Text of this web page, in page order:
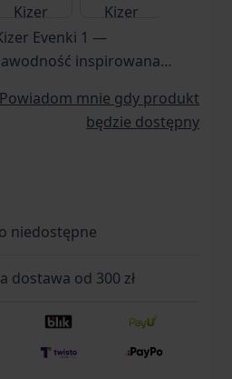
Evenki 1 —
inspirowana
kulturą
— społeczności, dla
narzędziem
przez Azo, model
i absolutnej
Powiadom mnie gdy produkt
będzie dostępny
niedostępne
dostawa od 300 zł